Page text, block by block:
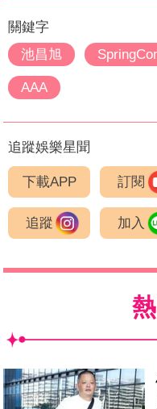
關鍵字
池昌旭
AAA
追蹤娛樂星聞
下載APP 訂閱
追蹤 加入